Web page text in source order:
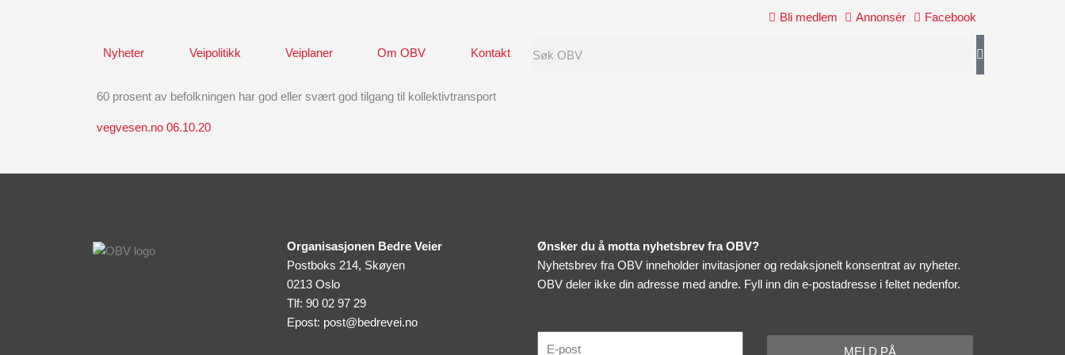
Bli medlem Annonsér Facebook
Nyheter Veipolitikk Veiplaner Om OBV Kontakt
60 prosent av befolkningen har god eller svært god tilgang til kollektivtransport
vegvesen.no 06.10.20
Organisasjonen Bedre Veier
Postboks 214, Skøyen
0213 Oslo
Tlf: 90 02 97 29
Epost: post@bedrevei.no
Ønsker du å motta nyhetsbrev fra OBV?
Nyhetsbrev fra OBV inneholder invitasjoner og redaksjonelt konsentrat av nyheter.
OBV deler ikke din adresse med andre. Fyll inn din e-postadresse i feltet nedenfor.
MELD PÅ